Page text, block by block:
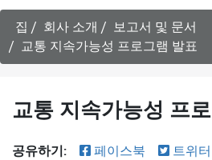
건
너
뛰
기
집 회사 소개
보고서 및 문서
교통 지속가능성 프로그램 발표
교통 지속가능성 프
공유하기: 페이스북 트위터